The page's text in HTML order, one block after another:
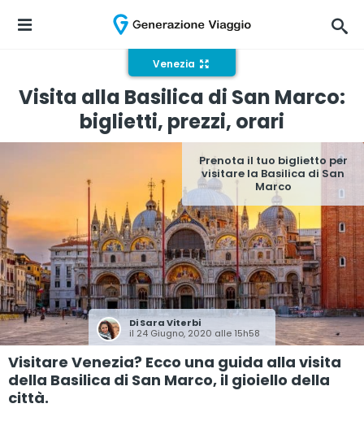
Venezia
Visita alla Basilica di San Marco:
biglietti, prezzi, orari
DiSara Viterbi
il 24 Giugno, 2020 alle 15h58
Prenota il tuo biglietto per
visitare la Basilica di San
Marco
Visitare Venezia? Ecco una guida alla visita
della Basilica di San Marco, il gioiello della
città.